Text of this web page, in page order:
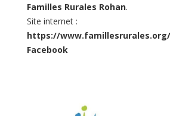
Familles Rurales Rohan.
Site internet :
https://
Facebook